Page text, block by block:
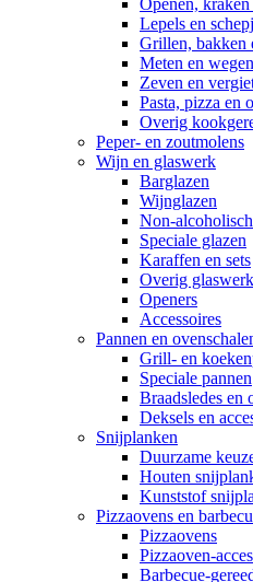
Openen,
Lepels en
Grillen, bakken
Meten en wegen
Zeven en
Pasta, pizza en
Overig
Peper- en zoutmolens
Wijn en glaswerk
Barglazen
Wijnglazen
Non-
Speciale glazen
Karaffen en sets
Overig glaswerk
Openers
Accessoires
Pannen en
Grill- en
Speciale pannen
Braadsledes en
Deksels en
Snijplanken
Duurzame
Houten
Kunststof
Pizzaovens en
Pizzaovens
Pizzaoven-
Barbecue-